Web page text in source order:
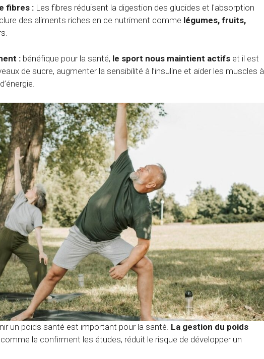
fibres : Les fibres réduisent la digestion des glucides et l'absorption
des aliments riches en ce nutriment comme légumes, fruits,
: bénéfique pour la santé, le sport nous maintient actifs et il est
de sucre, augmenter la sensibilité à l’insuline et aider les muscles à
un poids santé est important pour la santé. La gestion du poids
le confirment les études, réduit le risque de développer un